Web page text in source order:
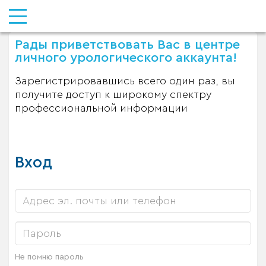
Рады приветствовать Вас в центре
личного урологического аккаунта!
Зарегистрировавшись всего один раз, вы
получите доступ к широкому спектру
профессиональной информации
Вход
Не помню пароль